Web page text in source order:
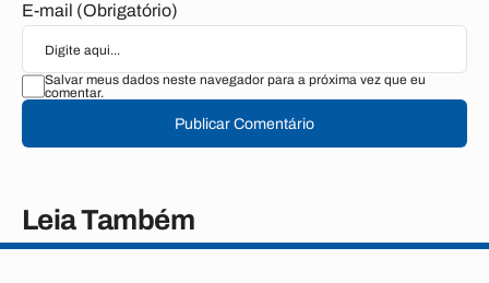
E-mail (Obrigatório)
Salvar meus dados neste navegador para a próxima vez que eu
comentar.
Publicar Comentário
Leia Também